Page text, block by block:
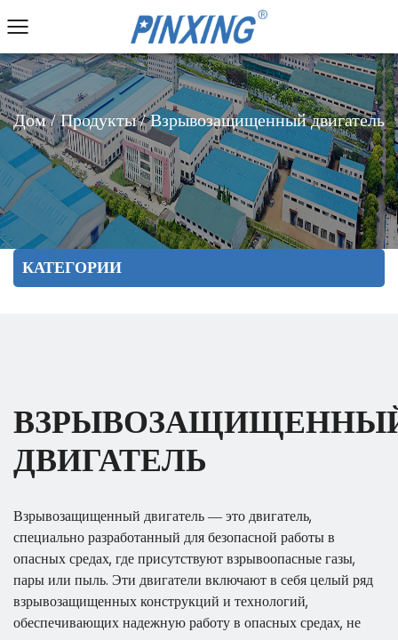
Дом/Продукты/Взрывозащищенный двигатель
КАТЕГОРИИ
ДВИГАТЕЛЬ
Взрывозащищенный двигатель — это двигатель,
специально разработанный для безопасной работы в
опасных средах, где присутствуют взрывоопасные газы,
пары или пыль. Эти двигатели включают в себя целый ряд
взрывозащищенных конструкций и технологий,
обеспечивающих надежную работу в опасных средах, не